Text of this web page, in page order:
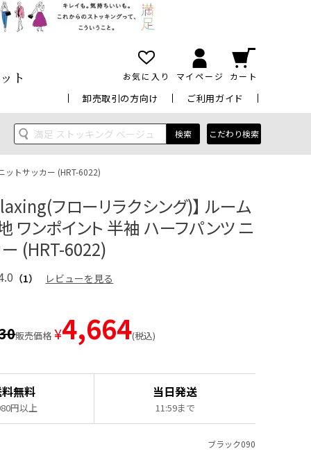
ト お気に入り マイページ カート
卸売取引の方向け ご利用ガイド
検索 こだわり検索
ットサッカー (HRT-6022)
フローリラクシング)】 ルーム
ワンポイント 半袖 ハーフパンツ ニ
ー (HRT-6022)
（1） レビューを見る
販売価格 ¥4,664 税込
無料
円以上
当日発送
11:59まで
ブラック090